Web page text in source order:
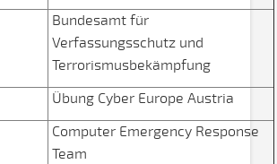
Bundesamt für
Verfassungsschutz und
Terrorismusbekämpfung
Übung Cyber Europe Austria
Computer Emergency Response
Team